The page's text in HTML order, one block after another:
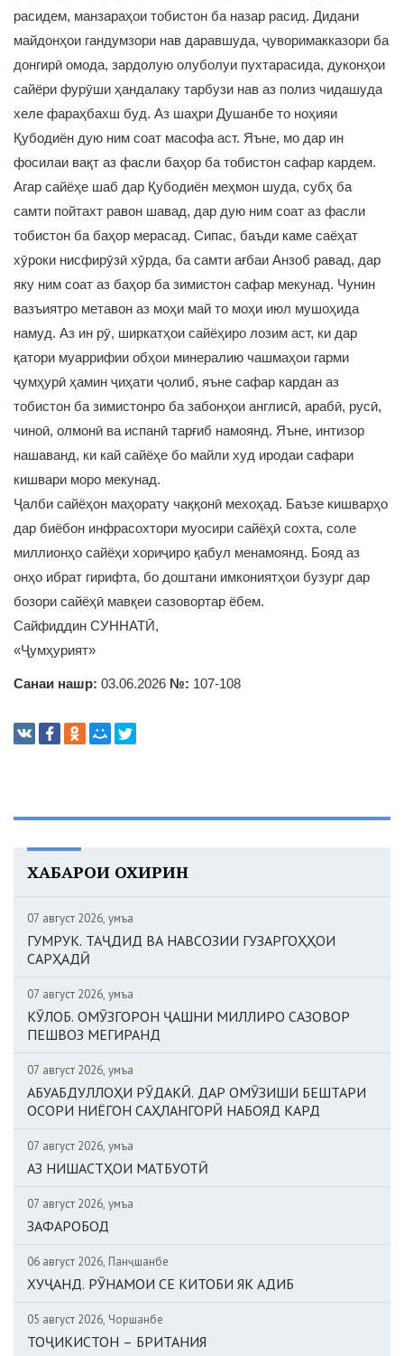
расидем, манзараҳои тобистон ба назар расид. Дидани
майдонҳои гандумзори нав даравшуда, ҷуворимакказори ба
донгирӣ омода, зардолую олуболуи пухтарасида, дуконҳои
сайёри фурӯши ҳандалаку тарбузи нав аз полиз чидашуда
хеле фараҳбахш буд. Аз шаҳри Душанбе то ноҳияи
Қубодиён дую ним соат масофа аст. Яъне, мо дар ин
фосилаи вақт аз фасли баҳор ба тобистон сафар кардем.
Агар сайёҳе шаб дар Қубодиён меҳмон шуда, субҳ ба
самти пойтахт равон шавад, дар дую ним соат аз фасли
тобистон ба баҳор мерасад. Сипас, баъди каме саёҳат
хӯроки нисфирӯзӣ хӯрда, ба самти ағбаи Анзоб равад, дар
яку ним соат аз баҳор ба зимистон сафар мекунад. Чунин
вазъиятро метавон аз моҳи май то моҳи июл мушоҳида
намуд. Аз ин рӯ, ширкатҳои сайёҳиро лозим аст, ки дар
қатори муаррифии обҳои минералию чашмаҳои гарми
ҷумҳурӣ ҳамин ҷиҳати ҷолиб, яъне сафар кардан аз
тобистон ба зимистонро ба забонҳои англисӣ, арабӣ, русӣ,
чиноӣ, олмонӣ ва испанӣ тарғиб намоянд. Яъне, интизор
нашаванд, ки кай сайёҳе бо майли худ иродаи сафари
кишвари моро мекунад.
Ҷалби сайёҳон маҳорату чаққонӣ мехоҳад. Баъзе кишварҳо
дар биёбон инфрасохтори муосири сайёҳӣ сохта, соле
миллионҳо сайёҳи хориҷиро қабул менамоянд. Бояд аз
онҳо ибрат гирифта, бо доштани имкониятҳои бузург дар
бозори сайёҳӣ мавқеи сазовортар ёбем.
Сайфиддин СУННАТӢ,
«Ҷумҳурият»
Санаи нашр: 03.06.2026 №: 107-108
ХАБАРҲОИ ОХИРИН
07 август 2026, Ҷумъа
ГУМРУК. ТАҶДИД ВА НАВСОЗИИ ГУЗАРГОҲҲОИ
САРҲАДӢ
07 август 2026, Ҷумъа
КӮЛОБ. ОМӮЗГОРОН ҶАШНИ МИЛЛИРО САЗОВОР
ПЕШВОЗ МЕГИРАНД
07 август 2026, Ҷумъа
АБУАБДУЛЛОҲИ РӮДАКӢ. ДАР ОМӮЗИШИ БЕШТАРИ
ОСОРИ НИЁГОН САҲЛАНГОРӢ НАБОЯД КАРД
07 август 2026, Ҷумъа
АЗ НИШАСТҲОИ МАТБУОТӢ
07 август 2026, Ҷумъа
ЗАФАРОБОД
06 август 2026, Панҷшанбе
ХУҶАНД. РӮНАМОИ СЕ КИТОБИ ЯК АДИБ
05 август 2026, Чоршанбе
ТОҶИКИСТОН – БРИТАНИЯ